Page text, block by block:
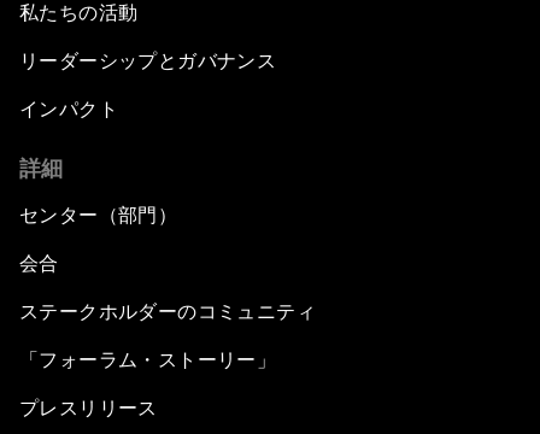
私たちの活動
リーダーシップとガバナンス
インパクト
詳細
センター（部門）
会合
ステークホルダーのコミュニティ
「フォーラム・ストーリー」
プレスリリース